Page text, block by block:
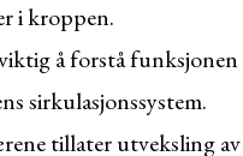
i kroppen.
å forstå
sirkulasjonssystem.
tillater utveksling